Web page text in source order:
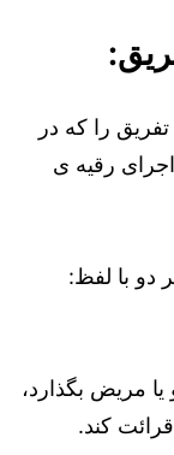
را که در
رقیه ی
دو با لفظ:
مریض بگذارد،
کند.